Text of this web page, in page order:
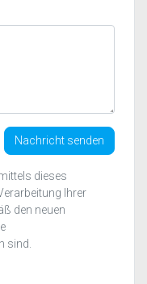
Nachricht senden
dieses
Ihrer
den neuen
sind.